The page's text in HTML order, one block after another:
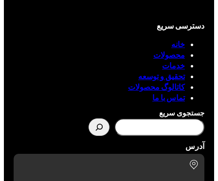
دسترسی سریع
خانه
محصولات
خدمات
تحقیق و توسعه
کاتالوگ محصولات
تماس با ما
جستجوی سریع
آدرس